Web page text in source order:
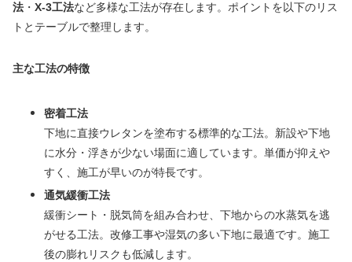
法 ・ X-3工法など多様な工法が存在します。ポイントを以下のリス
トとテーブルで整理します。
主な工法の特徴
密着工法
下地に直接ウレタンを塗布する標準的な工法。新設や下地
に水分・浮きが少ない場面に適しています。単価が抑えや
すく、施工が早いのが特長です。
通気緩衝工法
緩衝シート・脱気筒を組み合わせ、下地からの水蒸気を逃
がせる工法。改修工事や湿気の多い下地に最適です。施工
後の膨れリスクも低減します。